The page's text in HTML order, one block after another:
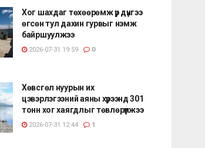
Хог шахдаг төхөөрөмж үр дүнгээ
өгсөн тул дахин гурвыг нэмж
байршуулжээ
2026-07-31 19:59 0
Хөвсгөл нуурын их
цэвэрлэгээний аяны хүрээнд 301
тонн хог хаягдлыг төвлөрүүлжээ
2026-07-31 12:44 1